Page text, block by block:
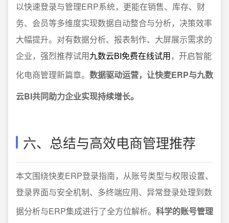
以快速登录与管理ERP系统，更能在销售、库存、财
务、会员等多维度实现数据自动整合与分析，决策效率
大幅提升。对有数据分析、报表制作、大屏展示需求的
企业，强烈推荐试用九数云BI免费在线试用，开启智能
化电商管理新篇章。 数据驱动运营，让快麦ERP与九数
云BI共同助力企业实现持续增长。
六、总结与高效电商管理推荐
本文围绕快麦ERP登录指南，从账号类型与权限设置、
登录界面与安全机制、多终端应用、异常登录处理到数
据分析与ERP集成进行了全方位解析。 科学的账号管理